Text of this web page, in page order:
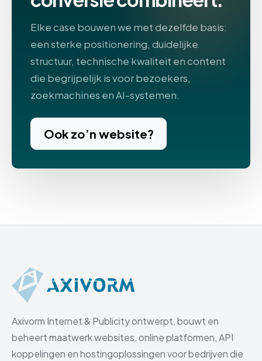
Elke case bouwen we met dezelfde basis:
een sterke positionering, duidelijke
structuur, technische kwaliteit en content
die begrijpelijk is voor bezoekers,
zoekmachines en AI-systemen.
Ook zo’n website?
Axivorm Internet & Publicity ontwerpt, bouwt en
beheert maatwerk websites, online platformen, API
koppelingen en hostingoplossingen voor bedrijven die